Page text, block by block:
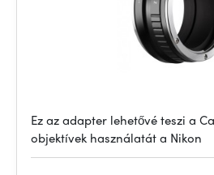
Ez az adapter lehetővé teszi a
objektívek használatát a Nikon